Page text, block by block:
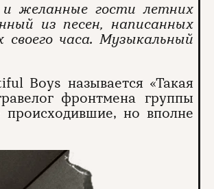
желанные гости летних
из песен, написанных
часа. Музыкальный
Boys называется «Такая
фронтмена группы
но вполне